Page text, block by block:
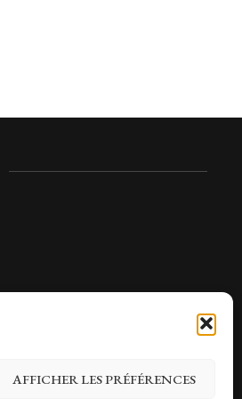
AFFICHER LES PRÉFÉRENCES